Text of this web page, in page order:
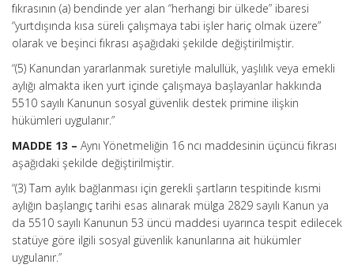
fıkrasının (a) bendinde yer alan “herhangi bir ülkede” ibaresi
“yurtdışında kısa süreli çalışmaya tabi işler hariç olmak üzere”
olarak ve beşinci fıkrası aşağıdaki şekilde değiştirilmiştir.
“(5) Kanundan yararlanmak suretiyle malullük, yaşlılık veya emekli
aylığı almakta iken yurt içinde çalışmaya başlayanlar hakkında
5510 sayılı Kanunun sosyal güvenlik destek primine ilişkin
hükümleri uygulanır.”
MADDE 13 – Aynı Yönetmeliğin 16 ncı maddesinin üçüncü fıkrası
aşağıdaki şekilde değiştirilmiştir.
“(3) Tam aylık bağlanması için gerekli şartların tespitinde kısmi
aylığın başlangıç tarihi esas alınarak mülga 2829 sayılı Kanun ya
da 5510 sayılı Kanunun 53 üncü maddesi uyarınca tespit edilecek
statüye göre ilgili sosyal güvenlik kanunlarına ait hükümler
uygulanır.”